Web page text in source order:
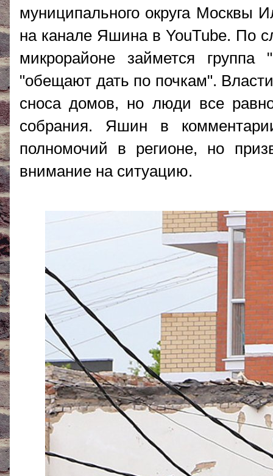
муниципального округа Москвы
на канале Яшина в YouTube. По
микрорайоне займется
"обещают дать по почкам".
сноса домов, но люди все
собрания. Яшин в
полномочий в регионе, но
внимание на ситуацию.